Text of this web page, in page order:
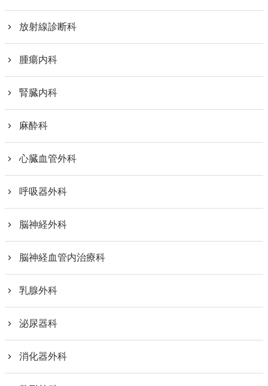
放射線診断科
腫瘍内科
腎臓内科
麻酔科
心臓血管外科
呼吸器外科
脳神経外科
脳神経血管内治療科
乳腺外科
泌尿器科
消化器外科